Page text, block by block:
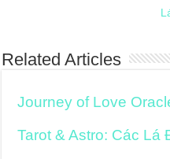
Related Articles
Journey of Love
Tarot & Astro: Các Lá